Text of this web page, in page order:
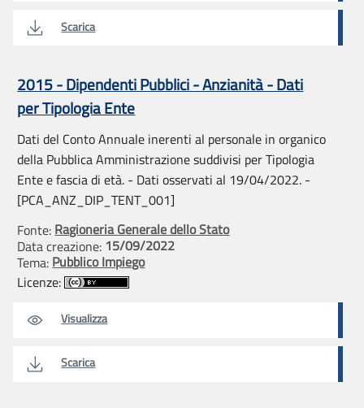
Scarica
2015 - Dipendenti Pubblici - Anzianità - Dati
per Tipologia Ente
Dati del Conto Annuale inerenti al personale in organico
della Pubblica Amministrazione suddivisi per Tipologia
Ente e fascia di età. - Dati osservati al 19/04/2022. -
[PCA_ANZ_DIP_TENT_001]
Fonte: Ragioneria Generale dello Stato
Data creazione: 15/09/2022
Tema: Pubblico Impiego
Licenze:
Visualizza
Scarica